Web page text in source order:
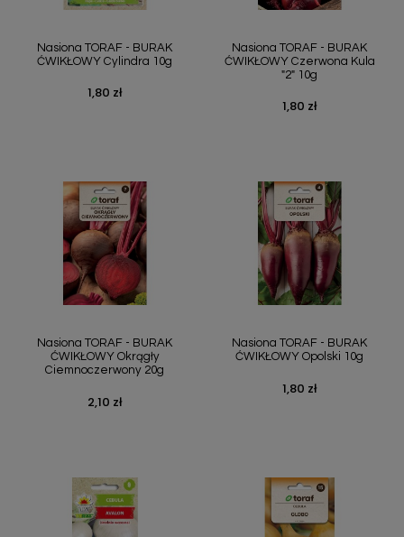
Nasiona TORAF - BURAK
ĆWIKŁOWY Cylindra 10g
Cena
1,80 zł
Nasiona TORAF - BURAK
ĆWIKŁOWY Czerwona Kula
"2" 10g
Cena
1,80 zł
Nasiona TORAF - BURAK
ĆWIKŁOWY Okrągły
Ciemnoczerwony 20g
Cena
2,10 zł
Nasiona TORAF - BURAK
ĆWIKŁOWY Opolski 10g
Cena
1,80 zł